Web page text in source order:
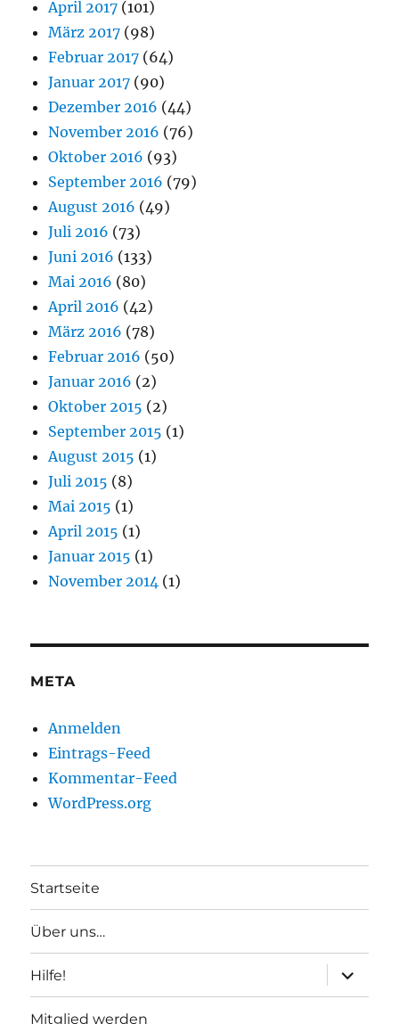
April 2017 (101)
März 2017 (98)
Februar 2017 (64)
Januar 2017 (90)
Dezember 2016 (44)
November 2016 (76)
Oktober 2016 (93)
September 2016 (79)
August 2016 (49)
Juli 2016 (73)
Juni 2016 (133)
Mai 2016 (80)
April 2016 (42)
März 2016 (78)
Februar 2016 (50)
Januar 2016 (2)
Oktober 2015 (2)
September 2015 (1)
August 2015 (1)
Juli 2015 (8)
Mai 2015 (1)
April 2015 (1)
Januar 2015 (1)
November 2014 (1)
META
Anmelden
Eintrags-Feed
Kommentar-Feed
WordPress.org
Startseite
Über uns…
Hilfe!
anzeigen
Mitglied werden